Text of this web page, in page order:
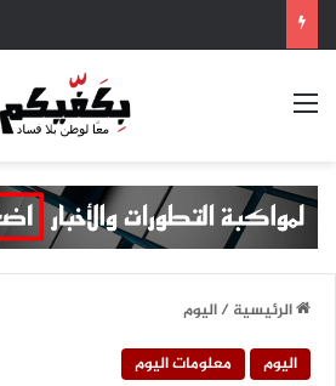
القائمة
الرئيسية/اليوم
اليوم
معلومات اليوم